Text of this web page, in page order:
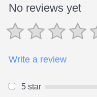
No reviews yet
Write a review
5 star